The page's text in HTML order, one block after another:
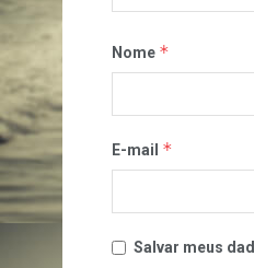
Nome *
E-mail *
Salvar meus